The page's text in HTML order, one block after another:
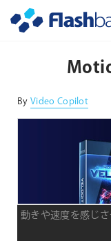
By Video Copilot
動きや速度を感じ